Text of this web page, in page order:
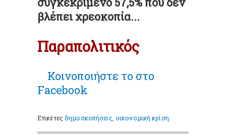
βλέπει χρεοκοπία...
Παραπολιτικός
Κοινοποιήστε το στο
Facebook
Ετικέτεςδημοσκοπήσεις οικονομική κρίση